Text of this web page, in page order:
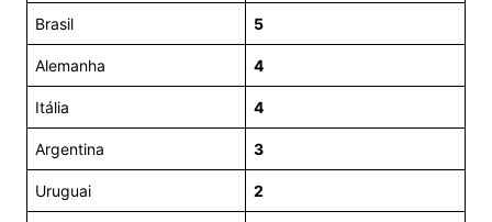
Brasil 5
Alemanha 4
Itália 4
Argentina 3
Uruguai 2